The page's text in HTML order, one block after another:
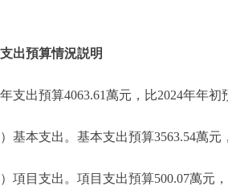
預算情況説明
出預算4063.61萬元，比2024年年初
本支出。基本支出預算3563.54萬元，
目支出。項目支出預算500.07萬元，